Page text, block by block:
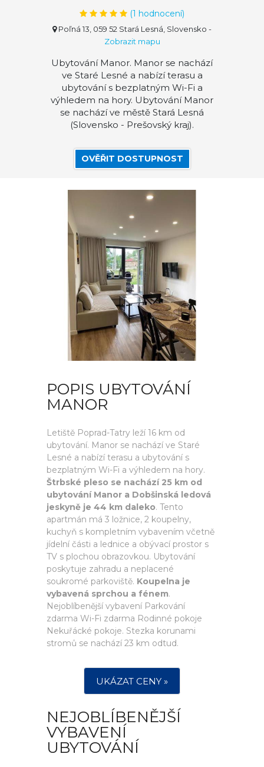
(1 hodnocení)
Poľná 13, 059 52 Stará Lesná, Slovensko -
Zobrazit mapu
Ubytování Manor. Manor se nachází
ve Staré Lesné a nabízí terasu a
ubytování s bezplatným Wi-Fi a
výhledem na hory. Ubytování Manor
se nachází ve městě Stará Lesná
(Slovensko - Prešovský kraj).
OVĚŘIT DOSTUPNOST
POPIS UBYTOVÁNÍ
MANOR
Letiště Poprad-Tatry leží 16 km od
ubytování. Manor se nachází ve Staré
Lesné a nabízí terasu a ubytování s
bezplatným Wi-Fi a výhledem na hory.
Štrbské pleso se nachází 25 km od
ubytování Manor a Dobšinská ledová
jeskyně je 44 km daleko. Tento
apartmán má 3 ložnice, 2 koupelny,
kuchyň s kompletním vybavením včetně
jídelní části a lednice a obývací prostor s
TV s plochou obrazovkou. Ubytování
poskytuje zahradu a neplacené
soukromé parkoviště. Koupelna je
vybavená sprchou a fénem.
Nejoblíbenější vybavení Parkování
zdarma Wi-Fi zdarma Rodinné pokoje
Nekuřácké pokoje. Stezka korunami
stromů se nachází 23 km odtud.
UKÁZAT CENY »
NEJOBLÍBENĚJŠÍ
VYBAVENÍ
UBYTOVÁNÍ